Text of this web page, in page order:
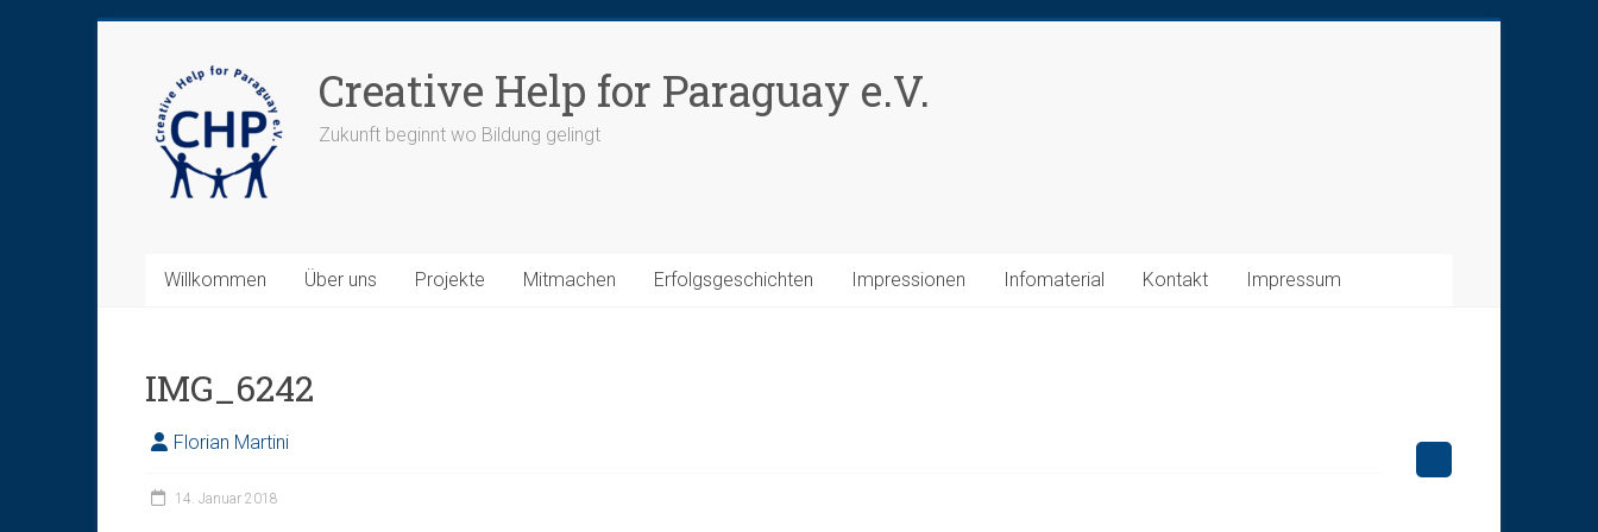
Creative Help for Paraguay e.V.
Zukunft beginnt wo Bildung gelingt
Willkommen Über uns Projekte Mitmachen Erfolgsgeschichten Impressionen Infomaterial Kontakt Impressum
IMG_6242
Florian Martini
14. Januar 2018